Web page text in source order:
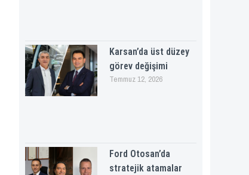
Karsan’da üst düzey
görev değişimi
Temmuz 12, 2026
Ford Otosan’da
stratejik atamalar